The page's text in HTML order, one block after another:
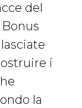
del
i
la